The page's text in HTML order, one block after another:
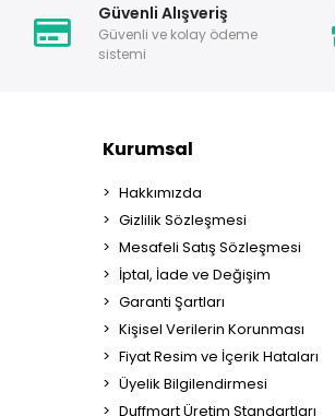
Güvenli Alışveriş
Güvenli ve kolay ödeme
sistemi
Kurumsal
Hakkımızda
Gizlilik Sözleşmesi
Mesafeli Satış Sözleşmesi
İptal, İade ve Değişim
Garanti Şartları
Kişisel Verilerin Korunması
Fiyat Resim ve İçerik Hataları
Üyelik Bilgilendirmesi
Duffmart Üretim Standartları